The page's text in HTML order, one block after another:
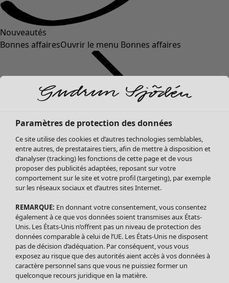
Nouveautés
Bonnes affairesOuvrir le menu Bonnes affaires
Soldes Vêtements
Tous les vêtements
Robes
Tuniques
Blouses
Tops
Gilets
Pantalon
Jupes
Paramètres de protection des données
Ce site utilise des cookies et d’autres technologies semblables,
entre autres, de prestataires tiers, afin de mettre à disposition et
d’analyser (tracking) les fonctions de cette page et de vous
proposer des publicités adaptées, reposant sur votre
comportement sur le site et votre profil (targeting), par exemple
sur les réseaux sociaux et d’autres sites Internet.
REMARQUE: En donnant votre consentement, vous consentez
également à ce que vos données soient transmises aux États-
Unis. Les États-Unis n’offrent pas un niveau de protection des
données comparable à celui de l’UE. Les États-Unis ne disposent
pas de décision d’adéquation. Par conséquent, vous vous
exposez au risque que des autorités aient accès à vos données à
caractère personnel sans que vous ne puissiez former un
quelconque recours juridique en la matière.